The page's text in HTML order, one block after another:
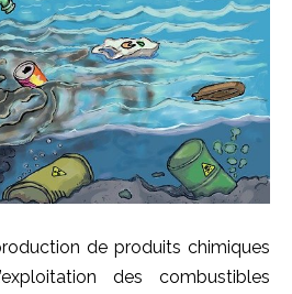
de produits chimiques
des combustibles